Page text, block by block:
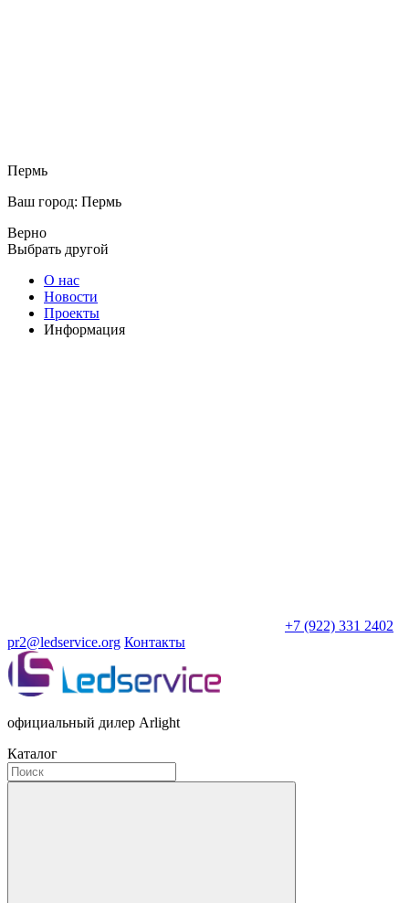
Пермь
Ваш город: Пермь
Верно
Выбрать другой
О нас
Новости
Проекты
Информация
+7 (922) 331 2402
pr2@ledservice.org Контакты
официальный дилер Arlight
Каталог